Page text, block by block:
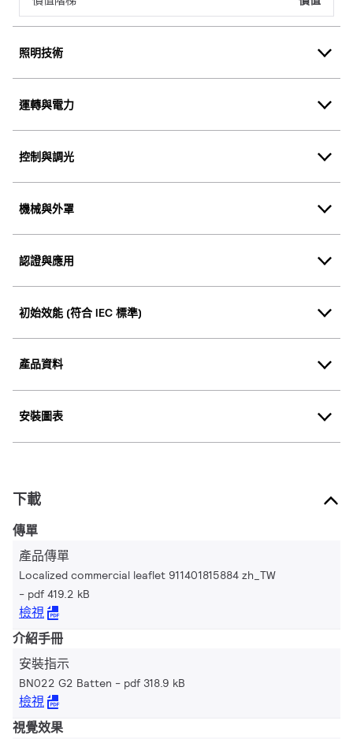
照明技術
運轉與電力
控制與調光
機械與外罩
認證與應用
初始效能 (符合 IEC 標準)
產品資料
安裝圖表
下載
傳單
產品傳單
Localized commercial leaflet 911401815884 zh_TW
pdf 419.2 kB
檢視
介紹手冊
安裝指示
BN022 G2 Batten pdf 318.9 kB
檢視
視覺效果